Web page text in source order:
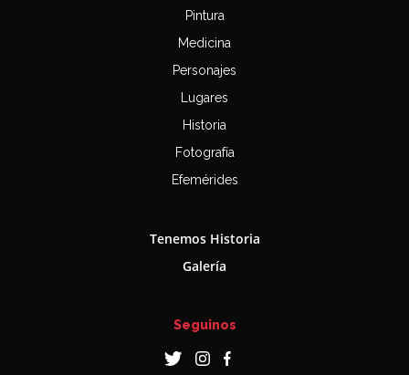
Pintura
Medicina
Personajes
Lugares
Historia
Fotografía
Efemérides
Tenemos Historia
Galería
Seguinos